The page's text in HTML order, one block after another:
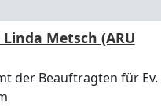
Metsch (ARU
der Beauftragten für Ev.